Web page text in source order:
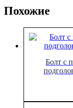
ГОСТ
70,7805-
30x130
Похожие
Болт с